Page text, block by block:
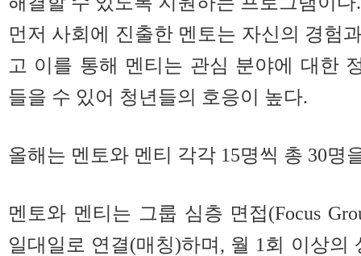
먼저 사회에 진출한 멘토는 자신의 경험
고 이를 통해 멘티는 관심 분야에 대한
들을 수 있어 청년들의 호응이 높다.
올해는 멘토와 멘티 각각 15명씩 총 30명
멘토와 멘티는 그룹 심층 면접(Focus
일대일로 연결(매칭)하며, 월 1회 이상의